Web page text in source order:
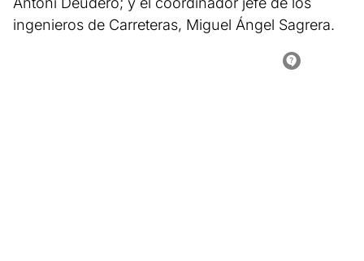
ingenieros de Carreteras, Miguel Ángel Sagrera.